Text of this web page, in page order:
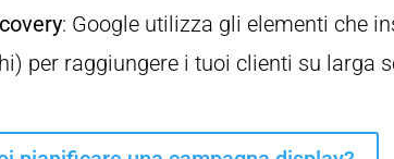
: Google utilizza gli elementi che
per raggiungere i tuoi clienti su larga